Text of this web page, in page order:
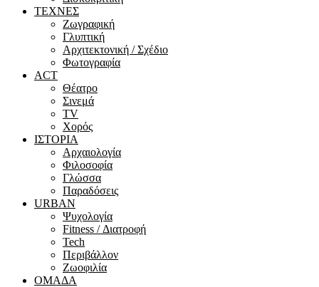
ΤΕΧΝΕΣ
Ζωγραφική
Γλυπτική
Αρχιτεκτονική / Σχέδιο
Φωτογραφία
ACT
Θέατρο
Σινεμά
ΤV
Χορός
ΙΣΤΟΡΙΑ
Αρχαιολογία
Φιλοσοφία
Γλώσσα
Παραδόσεις
URBAN
Ψυχολογία
Fitness / Διατροφή
Tech
Περιβάλλον
Ζωοφιλία
ΟΜΑΔΑ